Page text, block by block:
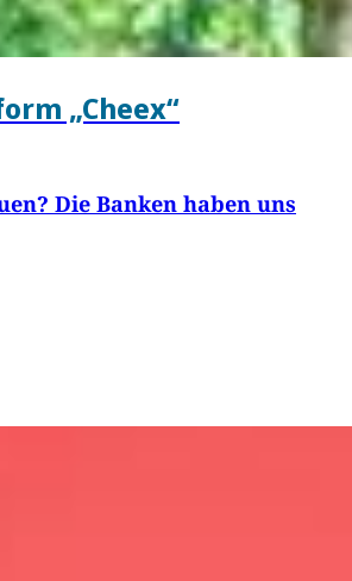
„Cheex“
Die Banken haben uns